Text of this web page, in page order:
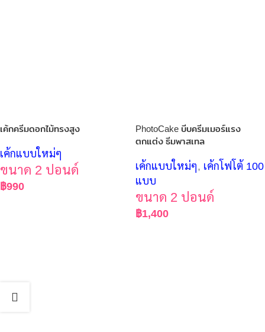
เค้กครีมดอกไม้ทรงสูง
เค้กแบบใหม่ๆ
ขนาด 2 ปอนด์
฿990
PhotoCake บีบครีมเมอร์แรง
ตกแต่ง ธีมพาสเทล
เค้กแบบใหม่ๆ, เค้กโฟโต้ 100
แบบ
ขนาด 2 ปอนด์
฿1,400